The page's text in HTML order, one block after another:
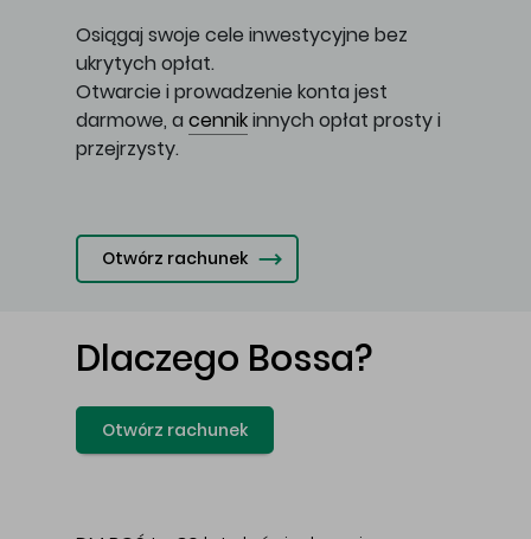
Osiągaj swoje cele inwestycyjne bez
ukrytych opłat.
Otwarcie i prowadzenie konta jest
darmowe, a cennikinnych opłat prosty i
przejrzysty.
Otwórz rachunek
Dlaczego Bossa?
Otwórz rachunek